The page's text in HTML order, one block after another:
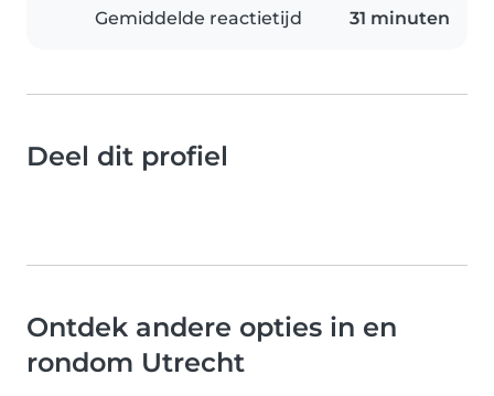
Gemiddelde reactietijd 31 minuten
Deel dit profiel
Ontdek andere opties in en
rondom Utrecht